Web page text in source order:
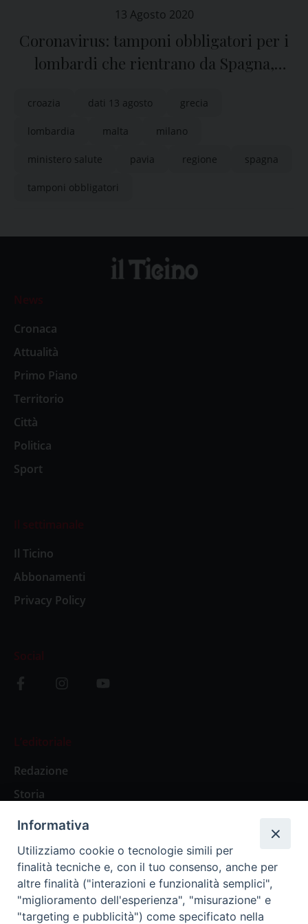
13 Agosto 2020
Coronavirus: tamponi obbligatori per i
lombardi che rientrano da Spagna,
croazia dati 13 agosto grecia
lombardia malta milano
ministero salute pavia regione spagna
tamponi obbligatori
News
Cronaca
Attualità
Primo Piano
Territorio
Città
Politica
Sport
Il settimanale
Il Ticino
Abbonamenti
Privacy Policy
Social
L’editoriale
Redazione
Storia
Abbonamenti
Abbonamento Annuale Digitale
Abbonamento Annuale Cartaceo
Informativa
Utilizziamo cookie o tecnologie simili per
finalità tecniche e, con il tuo consenso, anche per
altre finalità ("interazioni e funzionalità semplici",
"miglioramento dell'esperienza", "misurazione" e
"targeting e pubblicità") come specificato nella